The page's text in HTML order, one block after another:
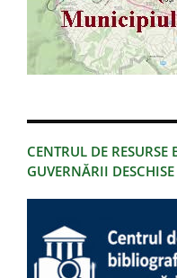
CENTRUL DE
GUVERNĂRII DESCHISE